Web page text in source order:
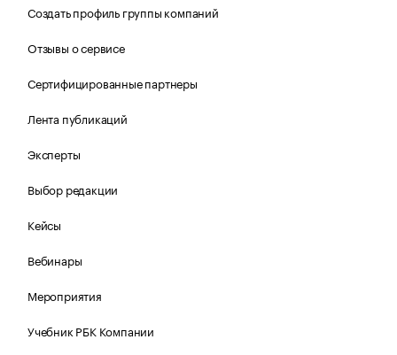
Создать профиль группы компаний
Отзывы о сервисе
Сертифицированные партнеры
Лента публикаций
Эксперты
Выбор редакции
Кейсы
Вебинары
Мероприятия
Учебник РБК Компании